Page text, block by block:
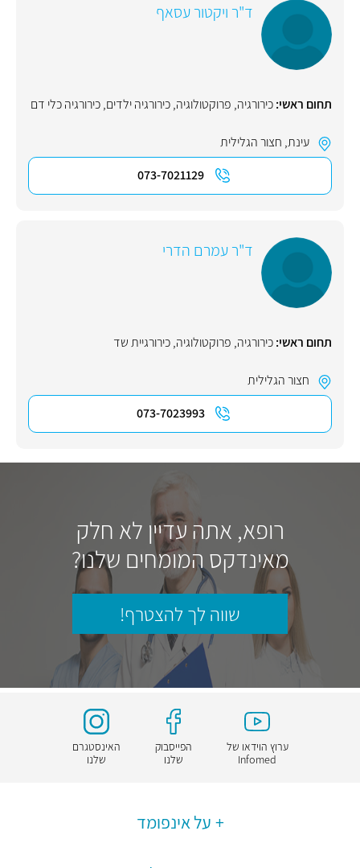
ד"ר ויקטור עסאף
תחום ראשי:כירורגיה, פרוקטולוגיה,כירורגיה ילדים,כירורגיה כלי דם
עינת, חצור הגלילית
073-7021129
ד"ר עמרם הדרי
תחום ראשי:כירורגיה, פרוקטולוגיה,כירורגיית שד
חצור הגלילית
073-7023993
רופא, אתה עדיין לא חלק
מאינדקס המומחים שלנו?
שווה לך להצטרף!
ערוץ הוידאו של
Infomed
הפייסבוק
שלנו
האינסטגרם
שלנו
על אינפומד